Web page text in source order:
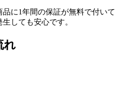
に1年間の保証が無料で付いて
しても安心です。
れ